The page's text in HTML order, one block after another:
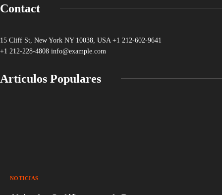
Contact
15 Cliff St, New York NY 10038, USA +1 212-602-9641
+1 212-228-4808 info@example.com
Artículos Populares
NOTICIAS